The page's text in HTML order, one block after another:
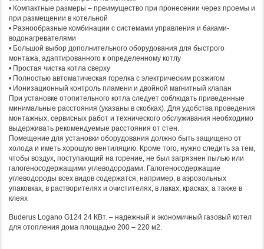
• Компактные размеры – преимущество при пронесении через проемы и
при размещении в котельной
• Разнообразные комбинации с системами управления и баками-
водонагревателями
• Большой выбор дополнительного оборудования для быстрого
монтажа, адаптированного к определенному котлу
• Простая чистка котла сверху
• Полностью автоматическая горелка с электрическим розжигом
• Ионизационный контроль пламени и двойной магнитный клапан
При установке отопительного котла следует соблюдать приведенные
минимальные расстояния (указаны в скобках). Для удобства проведения
монтажных, сервисных работ и технического обслуживания необходимо
выдерживать рекомендуемые расстояния от стен.
Помещение для установки оборудования должно быть защищено от
холода и иметь хорошую вентиляцию. Кроме того, нужно следить за тем,
чтобы воздух, поступающий на горение, не был загрязнен пылью или
галогеносодержащими углеводородами. Галогеносодержащие
углеводороды всех видов содержатся, например, в аэрозольных
упаковках, в растворителях и очистителях, в лаках, красках, а также в
клеях
Buderus Logano G124 24 КВт. – надежный и экономичный газовый котел
для отопления дома площадью 200 – 220 м2.